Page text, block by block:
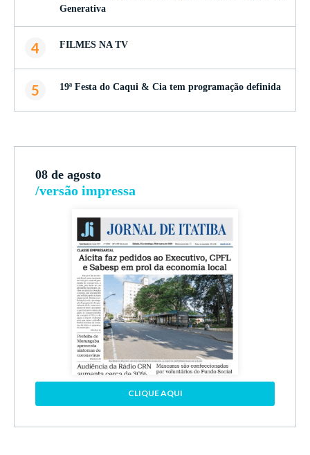
Generativa
4 FILMES NA TV
5 19ª Festa do Caqui & Cia tem programação definida
08 de agosto
/versão impressa
CLIQUE AQUI